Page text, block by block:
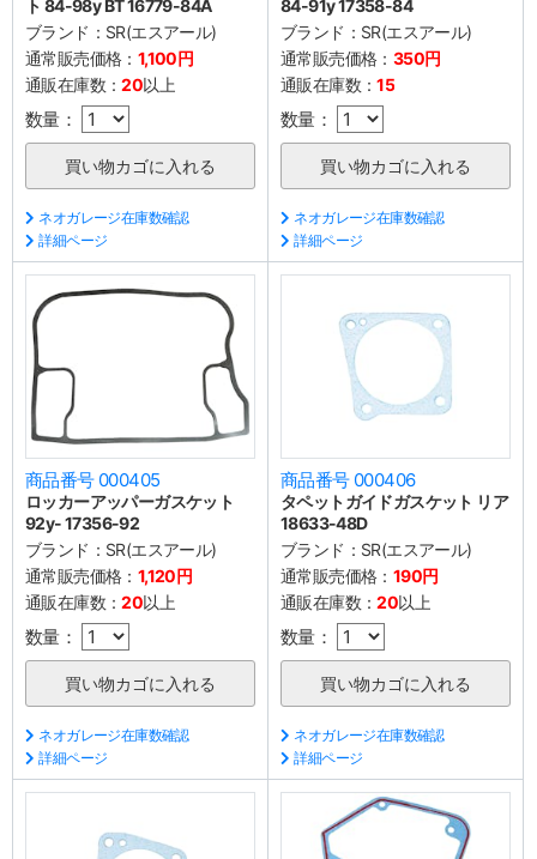
ト 84-98y BT 16779-84A
ブランド： SR(エスアール)
通常販売価格： 1,100円
通販在庫数：20以上
数量：
ネオガレージ在庫数確認
詳細ページ
84-91y 17358-84
ブランド： SR(エスアール)
通常販売価格： 350円
通販在庫数：15
数量：
ネオガレージ在庫数確認
詳細ページ
商品番号 000405
ロッカーアッパーガスケット
92y- 17356-92
ブランド： SR(エスアール)
通常販売価格： 1,120円
通販在庫数：20以上
数量：
ネオガレージ在庫数確認
詳細ページ
商品番号 000406
タペットガイドガスケット リア
18633-48D
ブランド： SR(エスアール)
通常販売価格： 190円
通販在庫数：20以上
数量：
ネオガレージ在庫数確認
詳細ページ